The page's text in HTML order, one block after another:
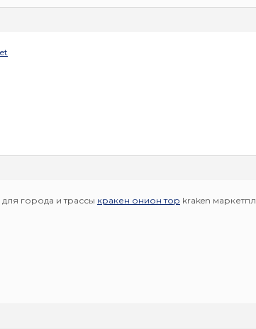
города и трассы кракен онион тор kraken